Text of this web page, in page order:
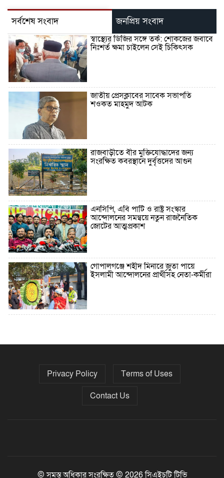
সর্বশেষ সংবাদ জনপ্রিয় সংবাদ
স্বাস্থ্যের ডিজির সঙ্গে তর্ক: শোকজের জবাবে
নিঃশর্ত ক্ষমা চাইলেন সেই চিকিৎসক
জাতীয় প্রেসক্লাবের সাবেক সভাপতি
শওকত মাহমুদ আটক
রাজবাড়ীতে বীর মুক্তিযোদ্ধাদের জন্য
সংরক্ষিত কবরস্থানে দুর্বৃত্তদের আগুন
এনসিপি, এবি পার্টি ও রাষ্ট্র সংস্কার
আন্দোলনের সমন্বয়ে নতুন রাজনৈতিক
জোটের আত্মপ্রকাশ
গোপালগঞ্জে শহীদ মিনারে জুতা পায়ে
ইসলামী আন্দোলনের প্রার্থীসহ নেতা-কর্মীরা
নির্বাচনের তফসিল ৮-১৫ ডিসেম্বরের মধ্যে
Privacy Policy
Terms of Uses
Contact Us
© সমস্ত অধিকার সংরক্ষিত © 2026 সিএইচটি টিভি